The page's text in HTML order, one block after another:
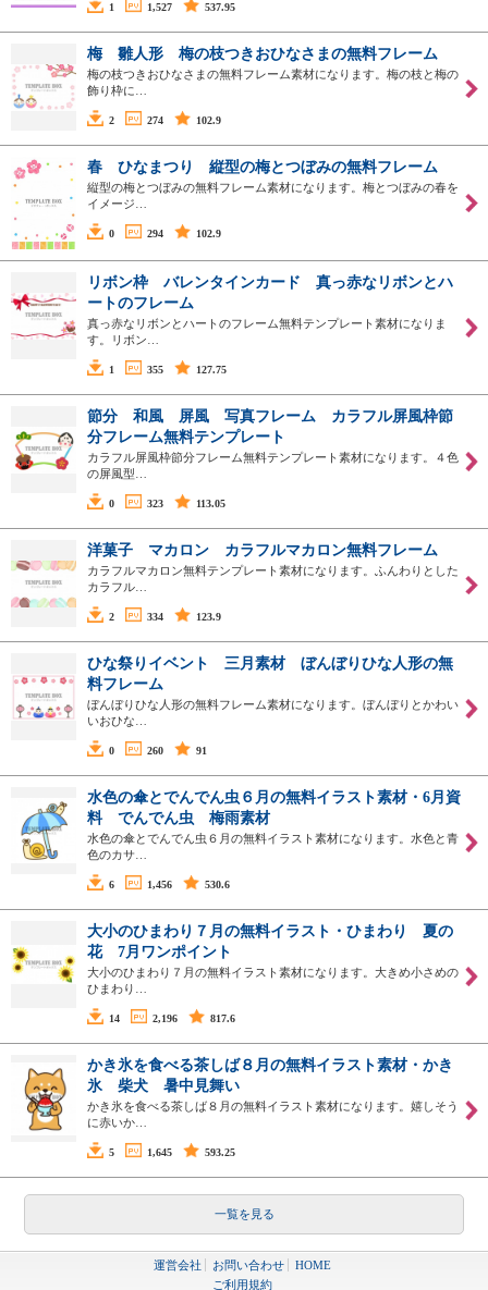
1 1,527 537.95
梅 雛人形 梅の枝つきおひなさまの無料フレーム
梅の枝つきおひなさまの無料フレーム素材になります。梅の枝と梅の
飾り枠に…
2 274 102.9
春 ひなまつり 縦型の梅とつぼみの無料フレーム
縦型の梅とつぼみの無料フレーム素材になります。梅とつぼみの春を
イメージ…
0 294 102.9
リボン枠 バレンタインカード 真っ赤なリボンとハ
ートのフレーム
真っ赤なリボンとハートのフレーム無料テンプレート素材になりま
す。リボン…
1 355 127.75
節分 和風 屏風 写真フレーム カラフル屏風枠節
分フレーム無料テンプレート
カラフル屏風枠節分フレーム無料テンプレート素材になります。４色
の屏風型…
0 323 113.05
洋菓子 マカロン カラフルマカロン無料フレーム
カラフルマカロン無料テンプレート素材になります。ふんわりとした
カラフル…
2 334 123.9
ひな祭りイベント 三月素材 ぼんぼりひな人形の無
料フレーム
ぼんぼりひな人形の無料フレーム素材になります。ぼんぼりとかわい
いおひな…
0 260 91
水色の傘とでんでん虫６月の無料イラスト素材・6月資
料 でんでん虫 梅雨素材
水色の傘とでんでん虫６月の無料イラスト素材になります。水色と青
色のカサ…
6 1,456 530.6
大小のひまわり７月の無料イラスト・ひまわり 夏の
花 7月ワンポイント
大小のひまわり７月の無料イラスト素材になります。大きめ小さめの
ひまわり…
14 2,196 817.6
かき氷を食べる茶しば８月の無料イラスト素材・かき
氷 柴犬 暑中見舞い
かき氷を食べる茶しば８月の無料イラスト素材になります。嬉しそう
に赤いか…
5 1,645 593.25
一覧を見る
運営会社 お問い合わせ
HOME
ご利用規約